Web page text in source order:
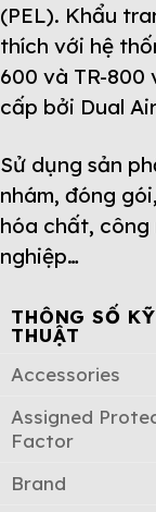
(PEL). Khẩu
thích với hệ
600 và TR-800
cấp bởi Dual
Sử dụng sản
nhám, đóng
hóa chất, công
nghiệp…
THÔNG SỐ KỸ
THUẬT
Accessories
Assigned
Factor
Brand